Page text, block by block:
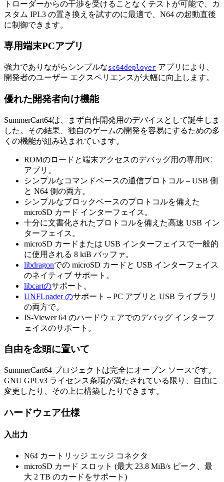
トローダーからの干渉を受けることなくテストが可能で、カ
スタム IPL3 の置き換えを試すのに最適で、N64 の起動直後
に制御できます。
専用端末PCアプリ
強力でありながらシンプルなsc64deployer アプリにより、
開発者のユーザー エクスペリエンスが大幅に向上します。
優れた開発者向け機能
SummerCart64は、まず自作開発用のデバイスとして誕生しま
した。その結果、独自のゲームの開発を容易にするための多
くの機能が組み込まれています。
ROMのロードと端末アクセスのデバッグ用の専用PC
アプリ。
シンプルなコマンドベースの通信プロトコル – USB 側
と N64 側の両方。
シンプルなブロックベースのプロトコルを備えた
microSD カード インターフェイス。
十分に文書化されたプロトコルを備えた高速 USB イン
ターフェイス。
microSD カードまたは USB インターフェイスで一般的
に使用される 8 kiB バッファ。
libdragonでの microSD カードと USB インターフェイス
のネイティブ サポート。
libcartのサポート。
UNFLoader のサポート – PC アプリと USB ライブラリ
の両方で。
IS-Viewer 64 のハードウェアでのデバッグ インターフ
ェイスのサポート。
自由を念頭に置いて
SummerCart64 プロジェクトは完全にオープン ソースです。
GNU GPLv3 ライセンス条項が満たされている限り、自由に
変更したり、その上に構築したりできます。
ハードウェア仕様
入出力
N64 カートリッジ エッジ コネクタ
microSD カード スロット (最大 23.8 MiB/s ピーク、最
大 2 TB のカードをサポート)